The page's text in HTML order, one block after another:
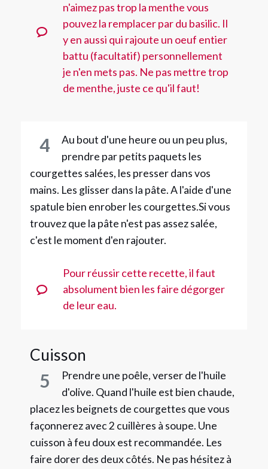
n'aimez pas trop la menthe vous
pouvez la remplacer par du basilic. Il
y en aussi qui rajoute un oeuf entier
battu (facultatif) personnellement
je n'en mets pas. Ne pas mettre trop
de menthe, juste ce qu'il faut!
4
Au bout d'une heure ou un peu plus,
prendre par petits paquets les
courgettes salées, les presser dans vos
mains. Les glisser dans la pâte. A l'aide d'une
spatule bien enrober les courgettes.Si vous
trouvez que la pâte n'est pas assez salée,
c'est le moment d'en rajouter.
Pour réussir cette recette, il faut
absolument bien les faire dégorger
de leur eau.
Cuisson
5
Prendre une poêle, verser de l'huile
d'olive. Quand l'huile est bien chaude,
placez les beignets de courgettes que vous
façonnerez avec 2 cuillères à soupe. Une
cuisson à feu doux est recommandée. Les
faire dorer des deux côtés. Ne pas hésitez à